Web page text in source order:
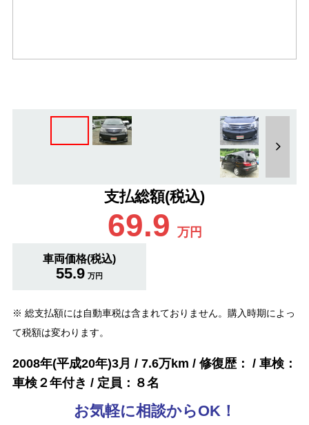
支払総額(税込)
69.9 万円
車両価格(税込)
55.9 万円
※ 総支払額には自動車税は含まれておりません。購入時期によっ
て税額は変わります。
2008年(平成20年)3月 / 7.6万km / 修復歴： / 車検：
車検２年付き / 定員：８名
お気軽に相談からOK！